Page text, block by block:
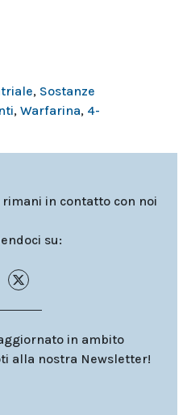
, Sostanze
, Warfarina, 4-
in contatto con noi
su:
in ambito
alla nostra Newsletter!